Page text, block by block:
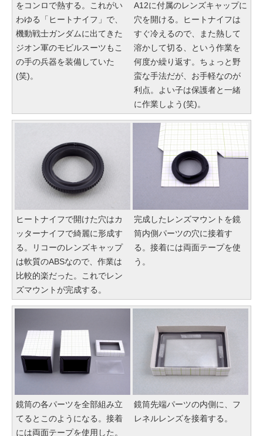
をコンロで熱する。これがい
わゆる「ヒートナイフ」で、
機動戦士ガンダムに出てきた
ジオン軍のモビルスーツもこ
の手の兵器を装備していた
(笑)。
A12に付属のレンズキャップに
穴を開ける。ヒートナイフは
すぐ冷えるので、また熱して
溶かして切る、という作業を
何度か繰り返す。ちょっと野
蛮な手法だが、お手軽なのが
利点。よい子は保護者と一緒
に作業しよう(笑)。
ヒートナイフで開けた穴はカ
ッターナイフで綺麗に形成す
る。リコーのレンズキャップ
は軟質のABSなので、作業は
比較的楽だった。これでレン
ズマウントが完成する。
完成したレンズマウントを鏡
筒内側パーツの穴に接着す
る。接着には両面テープを使
う。
鏡筒の各パーツを全部組み立
てるとこのようになる。接着
には両面テープを使用した。
鏡筒先端パーツの内側に、フ
レネルレンズを接着する。